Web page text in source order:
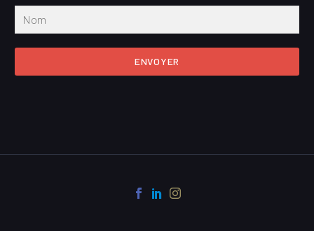
ENVOYER